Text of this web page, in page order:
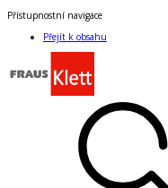
Přístupnostní navigace
Přejít k obsahu